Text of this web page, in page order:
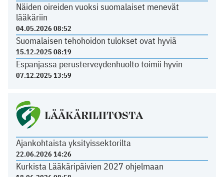
Näiden oireiden vuoksi suomalaiset menevät
lääkäriin
04.05.2026 08:52
Suomalaisen tehohoidon tulokset ovat hyviä
15.12.2025 08:19
Espanjassa perusterveydenhuolto toimii hyvin
07.12.2025 13:59
LÄÄKÄRILIITOSTA
Ajankohtaista yksityissektorilta
22.06.2026 14:26
Kurkista Lääkäripäivien 2027 ohjelmaan